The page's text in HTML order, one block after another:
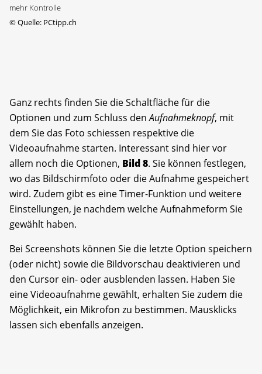
mehr Kontrolle
©Quelle: PCtipp.ch
Ganz rechts finden Sie die Schaltfläche für die
Optionen und zum Schluss denAufnahmeknopf, mit
dem Sie das Foto schiessen respektive die
Videoaufnahme starten. Interessant sind hier vor
allem noch die Optionen, Bild 8. Sie können festlegen,
wo das Bildschirmfoto oder die Aufnahme gespeichert
wird. Zudem gibt es eine Timer-Funktion und weitere
Einstellungen, je nachdem welche Aufnahmeform Sie
gewählt haben.
Bei Screenshots können Sie die letzte Option speichern
(oder nicht) sowie die Bildvorschau deaktivieren und
den Cursor ein- oder ausblenden lassen. Haben Sie
eine Videoaufnahme gewählt, erhalten Sie zudem die
Möglichkeit, ein Mikrofon zu bestimmen. Mausklicks
lassen sich ebenfalls anzeigen.